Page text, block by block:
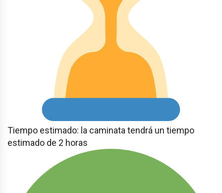
Tiempo estimado: la caminata tendrá un tiempo
estimado de 2 horas